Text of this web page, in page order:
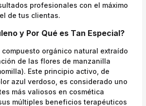
profesionales con el máximo
de tus clientas.
y Por Qué es Tan Especial?
compuesto orgánico natural extraído
de las flores de manzanilla
Este principio activo, de
azul verdoso, es considerado uno
más valiosos en cosmética
múltiples beneficios terapéuticos